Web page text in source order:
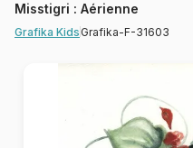
Misstigri : Aérienne
Grafika Kids Grafika-F-31603